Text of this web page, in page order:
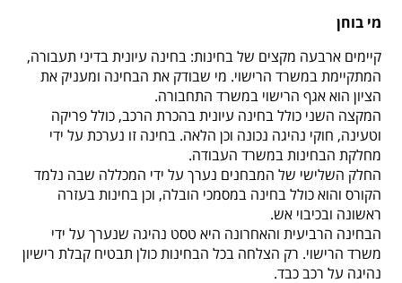
מי בוחן
קיימים ארבעה מקצים של בחינות: בחינה עיונית בדיני תעבורה,
המתקיימת במשרד הרישוי. מי שבודק את הבחינה ומעניק את
הציון הוא אגף הרישוי במשרד התחבורה.
המקצה השני כולל בחינה עיונית בהכרת הרכב, כולל פריקה
וטעינה, חוקי נהיגה נכונה וכן הלאה. בחינה זו נערכת על ידי
מחלקת הבחינות במשרד העבודה.
החלק השלישי של המבחנים נערך על ידי המכללה שבה נלמד
הקורס והוא כולל בחינה במסמכי הובלה, וכן בחינות בעזרה
ראשונה ובכיבוי אש.
הבחינה הרביעית והאחרונה היא טסט נהיגה שנערך על ידי
משרד הרישוי. רק הצלחה בכל הבחינות כולן תבטיח קבלת רישיון
נהיגה על רכב כבד.